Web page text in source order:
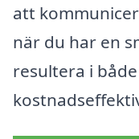
att
när du har en
resultera i